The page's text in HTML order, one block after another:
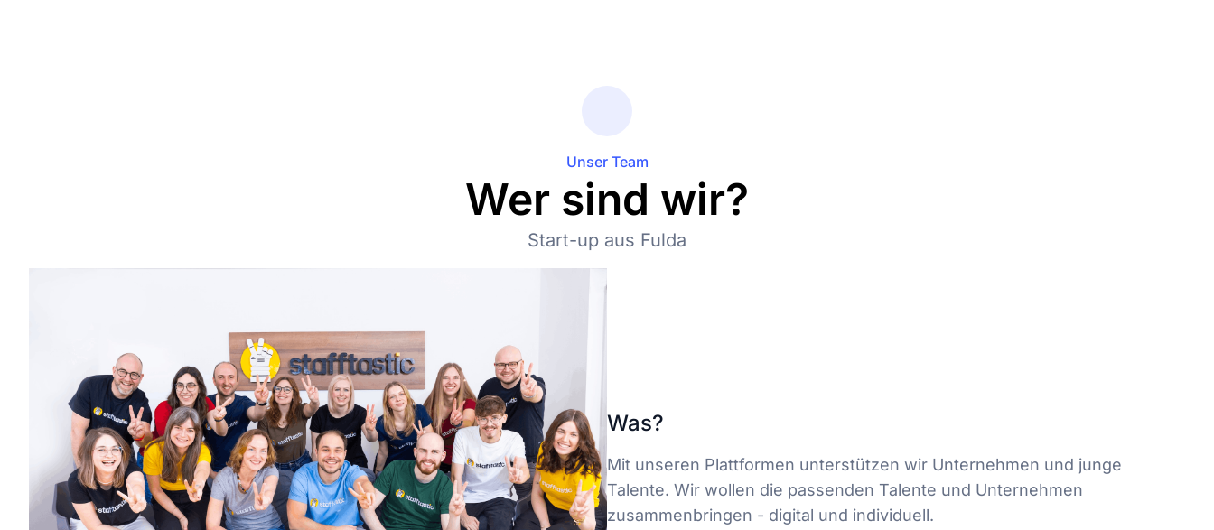
Unser Team
Wer sind wir?
Start-up aus Fulda
Was?
Mit unseren Plattformen unterstützen wir Unternehmen und junge
Talente. Wir wollen die passenden Talente und Unternehmen
zusammenbringen - digital und individuell.